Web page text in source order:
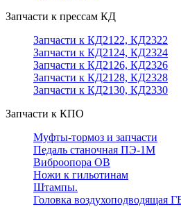
Запчасти к прессам КД
Запчасти к КД2122, КД2322
Запчасти к КД2124, КД2324
Запчасти к КД2126, КД2326
Запчасти к КД2128, КД2328
Запчасти к КД2130, КД2330
Запчасти к КПО
Муфты-тормоз и запчасти
Педаль станочная ПЭ-1М
Виброопора ОВ
Ножи к гильотинам
Штампы.
Головка воздухоподводящая